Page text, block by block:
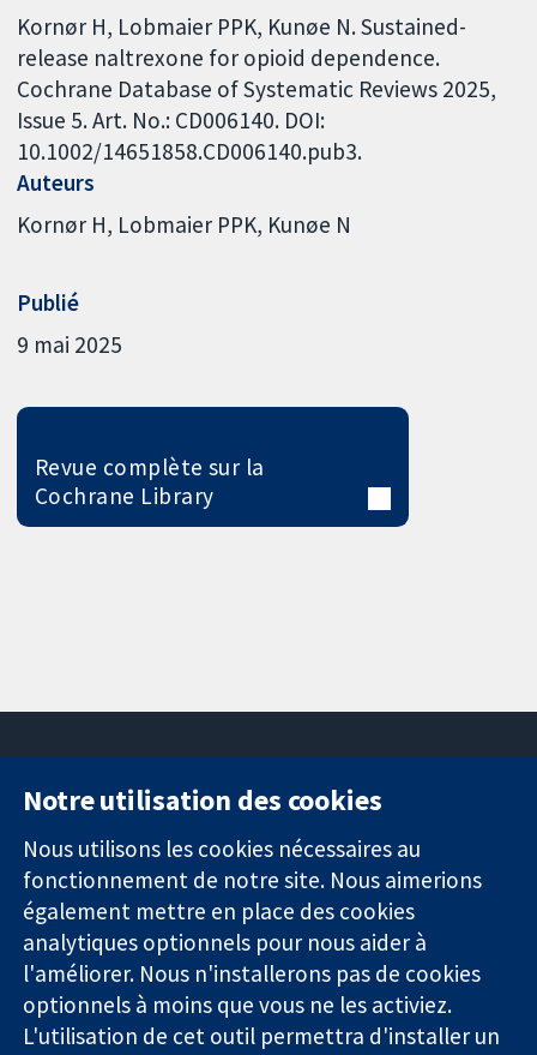
Kornør H, Lobmaier PPK, Kunøe N. Sustained-
release naltrexone for opioid dependence.
Cochrane Database of Systematic Reviews 2025,
Issue 5. Art. No.: CD006140. DOI:
10.1002/14651858.CD006140.pub3.
Auteurs
Kornør H Lobmaier PPK Kunøe N
Publié
9 mai 2025
Revue complète sur la
Cochrane Library
Des données
probantes.
Des décisions
éclairées.
Une meilleure
santé.
11-13 Cavendish
Square
Londres
W1G0AN
Royaume-Uni
nous
Actualités
Service de
presse
Qui sommes-
nous
Offres
d'emploi
Notre utilisation des cookies
Nous utilisons les cookies nécessaires au
fonctionnement de notre site. Nous aimerions
également mettre en place des cookies
analytiques optionnels pour nous aider à
l'améliorer. Nous n'installerons pas de cookies
optionnels à moins que vous ne les activiez.
L'utilisation de cet outil permettra d'installer un